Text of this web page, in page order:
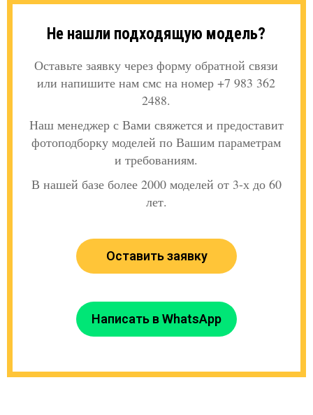
Не нашли подходящую модель?
Оставьте заявку через форму обратной связи
или напишите нам смс на номер +7 983 362
2488.
Наш менеджер с Вами свяжется и предоставит
фотоподборку моделей по Вашим параметрам
и требованиям.
В нашей базе более 2000 моделей от 3-х до 60
лет.
Оставить заявку
Написать в WhatsApp